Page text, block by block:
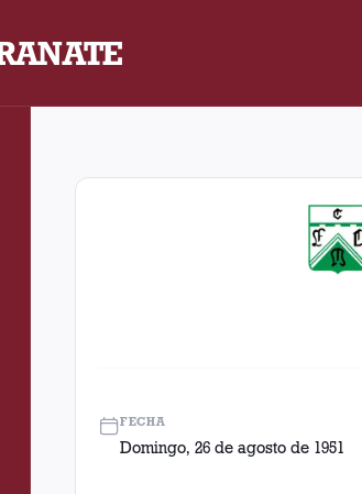
Fecha 21. Partido entre Lanús y
FECHA
Domingo, 26 de agosto de 1951